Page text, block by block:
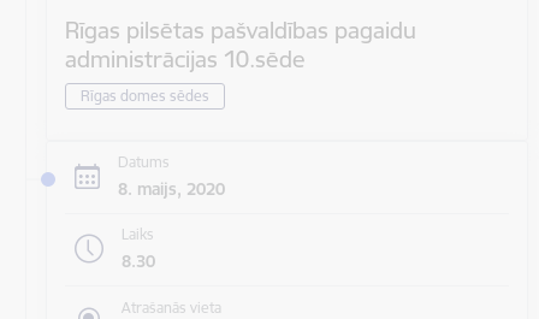
Rīgas pilsētas pašvaldības pagaidu
administrācijas 10.sēde
Rīgas domes sēdes
Datums
8. maijs, 2020
Laiks
8.30
Atrašanās vieta